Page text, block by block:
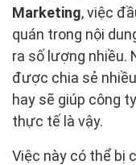
Marketing, việc
quán trong nội
ra số lượng nhiều.
được chia sẻ
hay sẽ giúp công
thực tế là vậy.
Việc này có thể bị